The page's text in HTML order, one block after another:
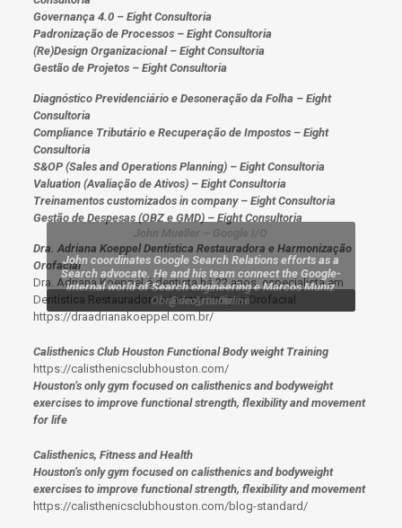
John Mueller – Google I/O
John coordinates Google Search Relations efforts as a
Search advocate. He and his team connect the Google-
internal world of Search engineering e Marcos Muniz
@seo_muniz
Obra de Arte Online
Governança 4.0 – Eight Consultoria
Padronização de Processos – Eight Consultoria
(Re)Design Organizacional – Eight Consultoria
Gestão de Projetos – Eight Consultoria
Diagnóstico Previdenciário e Desoneração da Folha – Eight
Consultoria
Compliance Tributário e Recuperação de Impostos – Eight
Consultoria
S&OP (Sales and Operations Planning) – Eight Consultoria
Valuation (Avaliação de Ativos) – Eight Consultoria
Treinamentos customizados in company – Eight Consultoria
Gestão de Despesas (OBZ e GMD) – Eight Consultoria
Dra. Adriana Koeppel Dentística Restauradora e Harmonização
Orofacial
Dra. Adriana Koeppel é dentista há 22 anos, especialista em
Dentística Restauradora e Harmonização Orofacial
https://draadrianakoeppel.com.br/
Calisthenics Club Houston Functional Body weight Training
https://calisthenicsclubhouston.com/
Houston’s only gym focused on calisthenics and bodyweight
exercises to improve functional strength, flexibility and movement
for life
Calisthenics, Fitness and Health
Houston’s only gym focused on calisthenics and bodyweight
exercises to improve functional strength, flexibility and movement
https://calisthenicsclubhouston.com/blog-standard/